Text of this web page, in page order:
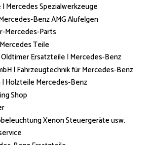
| Mercedes Spezialwerkzeuge
Benz AMG Alufelgen
Mercedes-Parts
Teile
Oldtimer Ersatzteile | Mercedes-Benz
| Fahrzeugtechnik für Mercedes-Benz
| Holzteile Mercedes-Benz
Shop
Xenon Steuergeräte usw.